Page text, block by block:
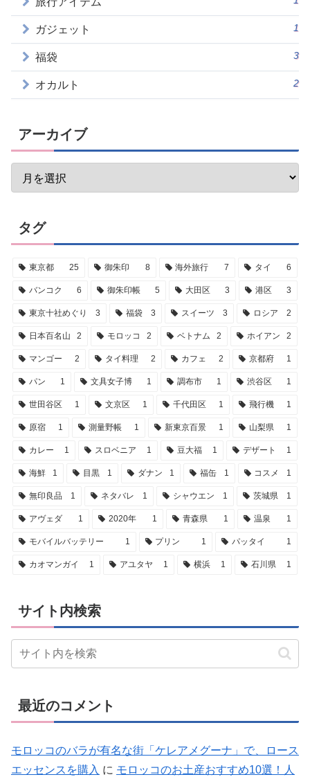
ガジェット 1
福袋 3
オカルト 2
アーカイブ
タグ
東京都 25 御朱印 8 海外旅行 7 タイ 6
バンコク 6 御朱印帳 5 大田区 3 港区 3
東京十社めぐり 3 福袋 3 スイーツ 3 ロシア 2
日本百名山 2 モロッコ 2 ベトナム 2 ホイアン 2
マンゴー 2 タイ料理 2 カフェ 2 京都府 1
パン 1 文具女子博 1 調布市 1 渋谷区 1
世田谷区 1 文京区 1 千代田区 1 飛行機 1
原宿 1 測量野帳 1 新東京百景 1 山梨県 1
カレー 1 スロベニア 1 豆大福 1 デザート 1
海鮮 1 目黒 1 ダナン 1 福缶 1 コスメ 1
無印良品 1 ネタバレ 1 シャウエン 1 茨城県 1
アヴェダ 1 2020年 1 青森県 1 温泉 1
モバイルバッテリー 1 プリン 1 パッタイ 1
カオマンガイ 1 アユタヤ 1 横浜 1 石川県 1
サイト内検索
最近のコメント
モロッコのバラが有名な街「ケレアメグーナ」で、ロース
エッセンスを購入 に モロッコのお土産おすすめ10選！人